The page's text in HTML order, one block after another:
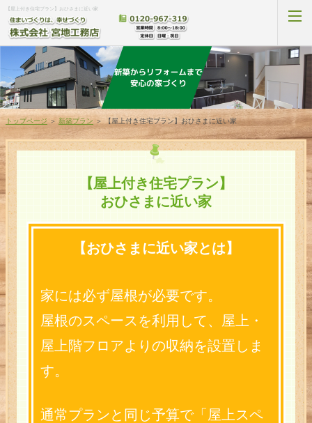
【屋上付き住宅プラン】おひさまに近い家
新築プラン
リフォームプラン
リフォーム施工事例
会社概要
お客様の声
家づくりの流れ
トップページ ＞ 新築プラン ＞ 【屋上付き住宅プラン】おひさまに近い家
【屋上付き住宅プラン】
おひさまに近い家
【おひさまに近い家とは】
家には必ず屋根が必要です。
屋根のスペースを利用して、屋上・
屋上階フロアよりの収納を設置しま
す。
通常プランと同じ予算で「屋上スペ